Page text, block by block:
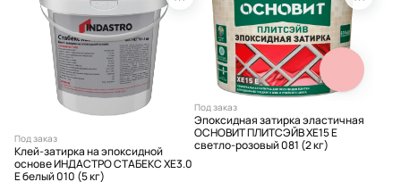
Под заказ
Клей-затирка на эпоксидной
основе ИНДАСТРО СТАБЕКС XE3.0
E белый 010 (5 кг)
Под заказ
Эпоксидная затирка эластичная
ОСНОВИТ ПЛИТСЭЙВ XE15 Е
светло-розовый 081 (2 кг)